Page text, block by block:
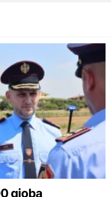
gjoba